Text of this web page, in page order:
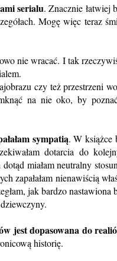
serialu. Znacznie łatwiej
Mogę więc teraz
nie wracać. I tak
czy też przestrzeni
na nie oko, by
sympatią. W książce
dotarcia do
miałam neutralny
zapałałam nienawiścią
jak bardzo nastawiona
jest dopasowana do
historię.